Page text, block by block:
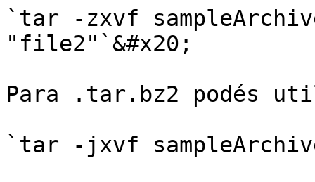
`tar -zxvf
"file2"`&#x20;
Para .tar.bz2 podés
`tar -jxvf